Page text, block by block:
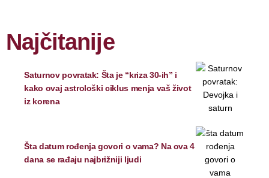
Najčitanije
Saturnov povratak: Šta je “kriza 30-ih” i
kako ovaj astrološki ciklus menja vaš život
iz korena
Šta datum rođenja govori o vama? Na ova 4
dana se rađaju najbrižniji ljudi